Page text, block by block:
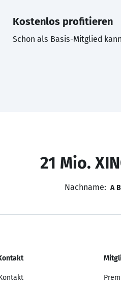
Kostenlos profitieren
Schon als Basis-Mitglied
21 Mio.
Nachname: A B